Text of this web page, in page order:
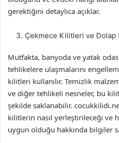
gerektiğini detaylıca açıklar.
Çekmece Kilitleri ve Dolap
Mutfakta, banyoda ve yatak
tehlikelere ulaşmalarını
kilitleri kullanılır. Temizlik
ve diğer tehlikeli nesneler, bu
şekilde saklanabilir.
kilitlerin nasıl yerleştirileceği ve
uygun olduğu hakkında bilgiler